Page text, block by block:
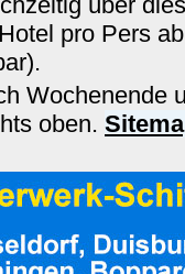
pro Pers
Wochenende
oben.